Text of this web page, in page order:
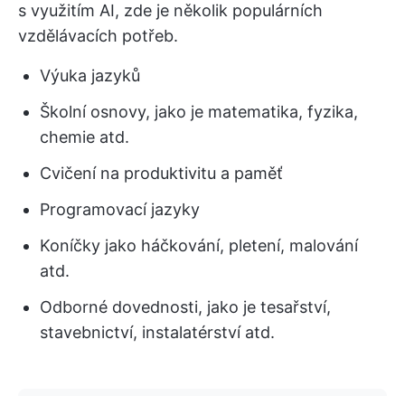
s využitím AI, zde je několik populárních
vzdělávacích potřeb.
Výuka jazyků
Školní osnovy, jako je matematika, fyzika,
chemie atd.
Cvičení na produktivitu a paměť
Programovací jazyky
Koníčky jako háčkování, pletení, malování
atd.
Odborné dovednosti, jako je tesařství,
stavebnictví, instalatérství atd.